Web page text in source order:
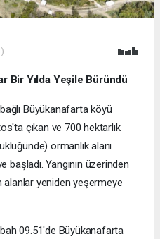
Bir Yılda Yeşile Büründü
Büyükanafarta köyü
çıkan ve 700 hektarlık
ormanlık alanı
başladı. Yangının üzerinden
alanlar yeniden yeşermeye
09.51'de Büyükanafarta